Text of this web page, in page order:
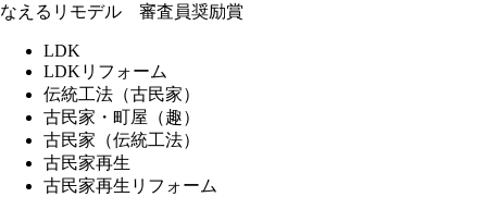
なえるリモデル 審査員奨励賞
LDK
LDKリフォーム
伝統工法（古民家）
古民家・町屋（趣）
古民家（伝統工法）
古民家再生
古民家再生リフォーム